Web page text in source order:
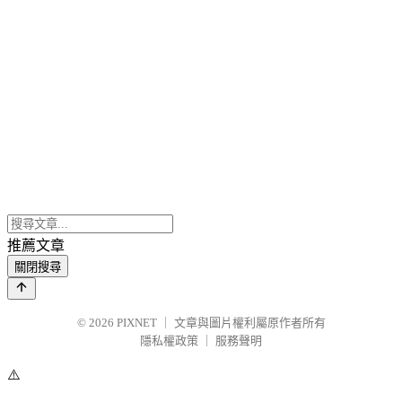
推薦文章
關閉搜尋
© 2026 PIXNET
文章與圖片權利屬原作者所有
隱私權政策
服務聲明
⚠️